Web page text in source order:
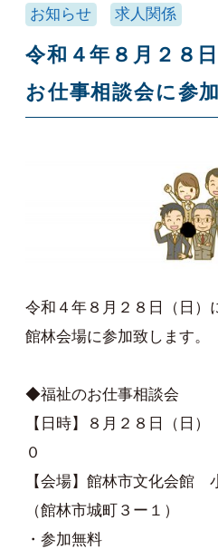
お知らせ
求人関係
令和４年８月２８
お仕事相談会に参
令和４年８月２８日（日
館林会場に参加致します。
◆福祉のお仕事相談会
【日時】８月２８日（日
０
【会場】館林市文化会館
（館林市城町３ー１）
・参加無料